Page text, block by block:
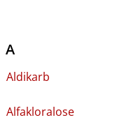
A
Aldikarb
Alfakloralose